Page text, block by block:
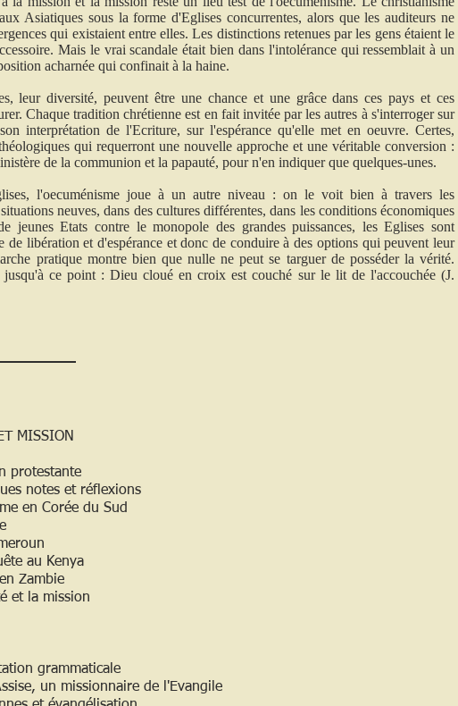
Asiatiques sous la forme d'Eglises concurrentes, alors que les auditeurs ne
qui existaient entre elles. Les distinctions retenues par les gens étaient le
Mais le vrai scandale était bien dans l'intolérance qui ressemblait à un
acharnée qui confinait à la haine.
leur diversité, peuvent être une chance et une grâce dans ces pays et ces
Chaque tradition chrétienne est en fait invitée par les autres à s'interroger sur
interprétation de l'Ecriture, sur l'espérance qu'elle met en oeuvre. Certes,
qui requerront une nouvelle approche et une véritable conversion :
de la communion et la papauté, pour n'en indiquer que quelques-unes.
l'oecuménisme joue à un autre niveau : on le voit bien à travers les
neuves, dans des cultures différentes, dans les conditions économiques
jeunes Etats contre le monopole des grandes puissances, les Eglises sont
de libération et d'espérance et donc de conduire à des options qui peuvent leur
pratique montre bien que nulle ne peut se targuer de posséder la vérité.
jusqu'à ce point : Dieu cloué en croix est couché sur le lit de l'accouchée (J.
MISSION
protestante
notes et réflexions
en Corée du Sud
au Kenya
Zambie
et la mission
grammaticale
un missionnaire de l'Evangile